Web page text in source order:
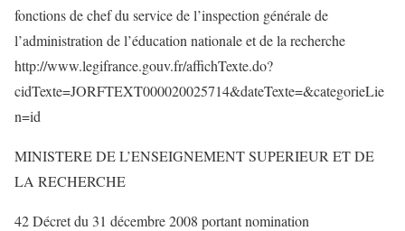
fonctions de chef du service de l’inspection générale de
l’administration de l’éducation nationale et de la recherche
http://www.legifrance.gouv.fr/affichTexte.do?
cidTexte=JORFTEXT000020025714&dateTexte=&categorieLie
n=id
MINISTERE DE L’ENSEIGNEMENT SUPERIEUR ET DE
LA RECHERCHE
42 Décret du 31 décembre 2008 portant nomination